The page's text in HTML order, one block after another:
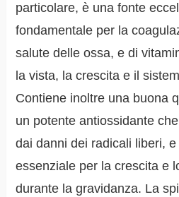
particolare, è una fonte
fondamentale per la
salute delle ossa, e di
la vista, la crescita e il
Contiene inoltre una buona
un potente antiossidante
dai danni dei radicali liberi,
essenziale per la crescita e
durante la gravidanza. La